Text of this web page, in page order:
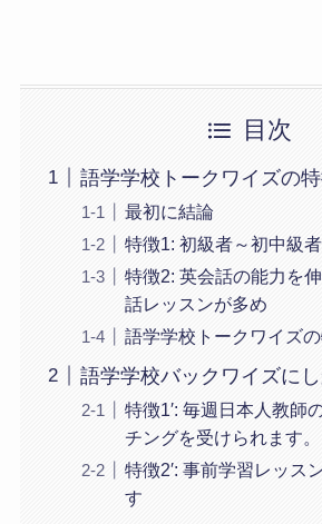
目次
語学学校トークワイズの
最初に結論
特徴1: 初級者～初中級
特徴2: 英会話の能力を
話レッスンが多め
語学学校トークワイズ
語学学校バックワイズに
特徴1′: 毎週日本人教師
チングを受けられます。
特徴2′: 事前学習レッス
す